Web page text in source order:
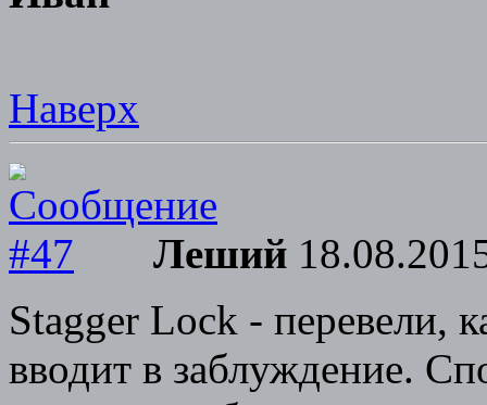
Наверх
Леший
Stagger Lock - перевели,
вводит в заблуждение.